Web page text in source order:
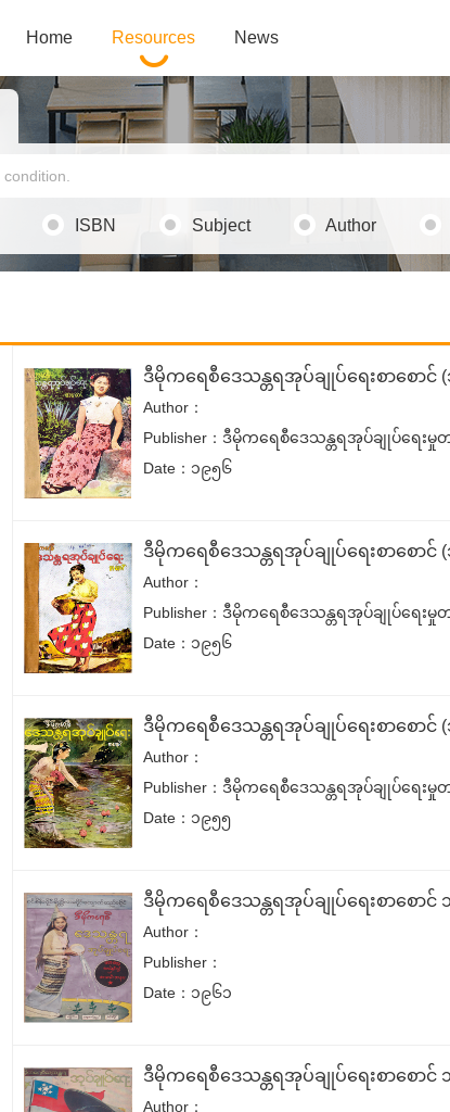
Home Resources News
ISBN Subject Author
ဒီမိုကရေစီဒေသန္တရအုပ်ချုပ်ရေးစာစောင်
Author：
Publisher：ဒီမိုကရေစီဒေသန္တရအုပ်ချုပ်ရေး
Date：၁၉၅၆
ဒီမိုကရေစီဒေသန္တရအုပ်ချုပ်ရေးစာစောင်
Author：
Publisher：ဒီမိုကရေစီဒေသန္တရအုပ်ချုပ်ရေး
Date：၁၉၅၆
ဒီမိုကရေစီဒေသန္တရအုပ်ချုပ်ရေးစာစောင်
Author：
Publisher：ဒီမိုကရေစီဒေသန္တရအုပ်ချုပ်ရေး
Date：၁၉၅၅
ဒီမိုကရေစီဒေသန္တရအုပ်ချုပ်ရေးစာစော
Author：
Publisher：
Date：၁၉၆၁
ဒီမိုကရေစီဒေသန္တရအုပ်ချုပ်ရေးစာစော
Author：